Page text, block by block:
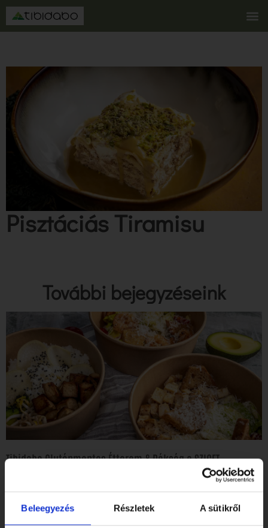
Beleegyezés Részletek A sütikről
Pisztáciás Tiramisu
További bejegyzéseink
Tibidabo Gluténmentes Étterem & Pékség a SZIGET